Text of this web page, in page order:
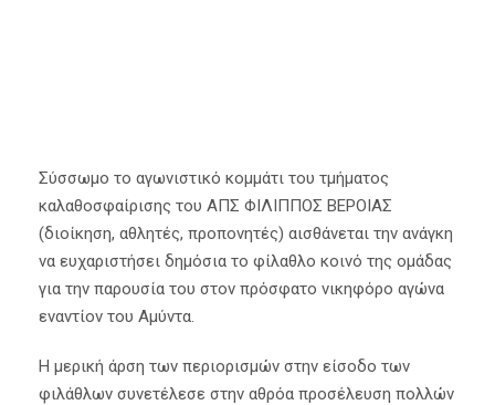
Σύσσωμο το αγωνιστικό κομμάτι του τμήματος
καλαθοσφαίρισης του ΑΠΣ ΦΙΛΙΠΠΟΣ ΒΕΡΟΙΑΣ
(διοίκηση, αθλητές, προπονητές) αισθάνεται την ανάγκη
να ευχαριστήσει δημόσια το φίλαθλο κοινό της ομάδας
για την παρουσία του στον πρόσφατο νικηφόρο αγώνα
εναντίον του Αμύντα.
Η μερική άρση των περιορισμών στην είσοδο των
φιλάθλων συνετέλεσε στην αθρόα προσέλευση πολλών